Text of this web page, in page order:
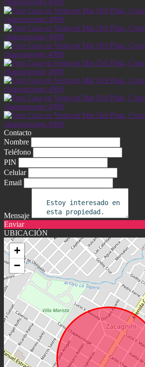
Contacto
Nombre
Teléfono
PIN
Celular
Email
Mensaje
Enviar
UBICACIÓN
+
−